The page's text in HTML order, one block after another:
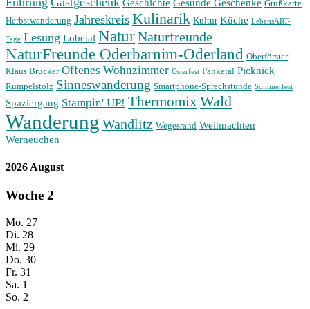
Geschichte Gesunde Geschenke Grußkarte
Herbstwanderung Jahreskreis Kulinarik Kultur Küche LebensART-
Tage Lesung Lobetal NaturNaturfreunde
NaturFreunde Oderbarnim-Oderland Oberförster
Klaus Brucker Offenes Wohnzimmer Osterfest Panketal Picknick
Rumpelstolz Sinneswanderung Smartphone-Sprechstunde Sommerfest
Spaziergang Stampin' UP! ThermomixWald
Wanderung Wandlitz Wegesrand Weihnachten
Werneuchen
2026 August
Woche 2
Mo. 27
Di. 28
Mi. 29
Do. 30
Fr. 31
Sa. 1
So. 2